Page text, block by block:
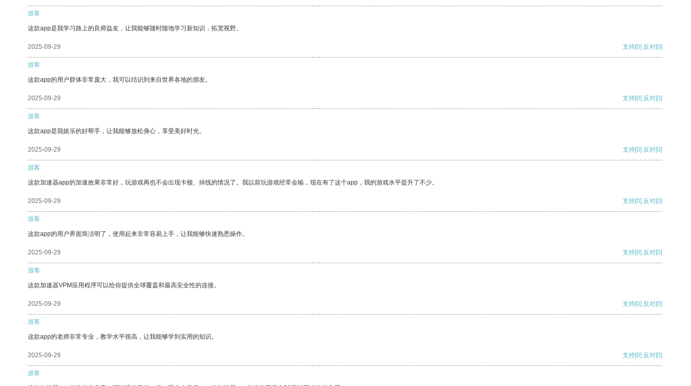
游客
这款app是我学习路上的良师益友，让我能够随时随地学习新知识，拓宽视野。
2025-09-29 支持[0] 反对[0]
游客
这款app的用户群体非常庞大，我可以结识到来自世界各地的朋友。
2025-09-29 支持[0] 反对[0]
游客
这款app是我娱乐的好帮手，让我能够放松身心，享受美好时光。
2025-09-29 支持[0] 反对[0]
游客
这款加速器app的加速效果非常好，玩游戏再也不会出现卡顿、掉线的情况了。我以前玩游戏经常会输，现在有了这个app，我的游戏水平提升了不少。
2025-09-29 支持[0] 反对[0]
游客
这款app的用户界面简洁明了，使用起来非常容易上手，让我能够快速熟悉操作。
2025-09-29 支持[0] 反对[0]
游客
这款加速器VPM应用程序可以给你提供全球覆盖和最高安全性的连接。
2025-09-29 支持[0] 反对[0]
游客
这款app的老师非常专业，教学水平很高，让我能够学到实用的知识。
2025-09-29 支持[0] 反对[0]
游客